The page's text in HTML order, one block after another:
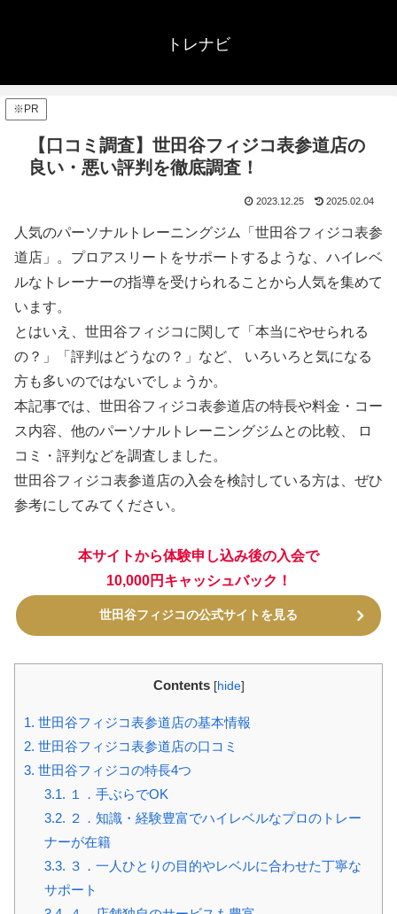
トレナビ
※PR
【口コミ調査】世田谷フィジコ表参道店の
良い・悪い評判を徹底調査！
2023.12.25 2025.02.04
人気のパーソナルトレーニングジム「世田谷フィジコ表参
道店」。プロアスリートをサポートするような、ハイレベ
ルなトレーナーの指導を受けられることから人気を集めて
います。
とはいえ、世田谷フィジコに関して「本当にやせられる
の？」「評判はどうなの？」など、 いろいろと気になる
方も多いのではないでしょうか。
本記事では、世田谷フィジコ表参道店の特長や料金・コー
ス内容、他のパーソナルトレーニングジムとの比較、 ロ
コミ・評判などを調査しました。
世田谷フィジコ表参道店の入会を検討している方は、ぜひ
参考にしてみてください。
本サイトから体験申し込み後の入会で
10,000円キャッシュバック！
世田谷フィジコの公式サイトを見る
Contents [hide]
1. 世田谷フィジコ表参道店の基本情報
2. 世田谷フィジコ表参道店の口コミ
3. 世田谷フィジコの特長4つ
3.1. １．手ぶらでOK
3.2. ２．知識・経験豊富でハイレベルなプロのトレー
ナーが在籍
3.3. ３．一人ひとりの目的やレベルに合わせた丁寧な
サポート